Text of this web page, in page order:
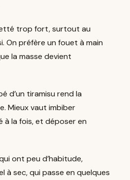
trop fort, surtout au
On préfère un fouet à main
la masse devient
d’un tiramisu rend la
Mieux vaut imbiber
à la fois, et déposer en
ont peu d’habitude,
à sec, qui passe en quelques